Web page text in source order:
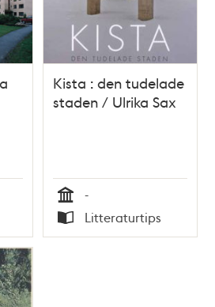
Kista : den tudelade
staden / Ulrika Sax
Tid
-
Typ
Litteraturtips